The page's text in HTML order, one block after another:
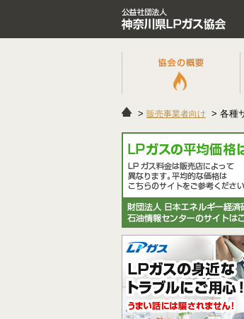
販売事業者向け 各種